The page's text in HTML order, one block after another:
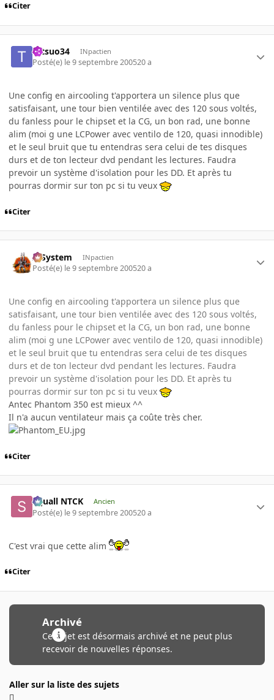
Citer
tetsuo34 INpactien
Posté(e) le 9 septembre 200520 a
Une config en aircooling t'apportera un silence plus que
satisfaisant, une tour bien ventilée avec des 120 sous voltés,
du fanless pour le chipset et la CG, un bon rad, une bonne
alim (moi g une LCPower avec ventilo de 120, quasi innodible)
et le seul bruit que tu entendras sera celui de tes disques
durs et de ton lecteur dvd pendant les lectures. Faudra
prevoir un système d'isolation pour les DD. Et après tu
pourras dormir sur ton pc si tu veux
Citer
X-System INpactien
Posté(e) le 9 septembre 200520 a
Une config en aircooling t'apportera un silence plus que
satisfaisant, une tour bien ventilée avec des 120 sous voltés,
du fanless pour le chipset et la CG, un bon rad, une bonne
alim (moi g une LCPower avec ventilo de 120, quasi innodible)
et le seul bruit que tu entendras sera celui de tes disques
durs et de ton lecteur dvd pendant les lectures. Faudra
prevoir un système d'isolation pour les DD. Et après tu
pourras dormir sur ton pc si tu veux
Antec Phantom 350 est mieux ^^
Il n'a aucun ventilateur mais ça coûte très cher.
Citer
Squall NTCK Ancien
Posté(e) le 9 septembre 200520 a
C'est vrai que cette alim
Citer
Archivé
Ce sujet est désormais archivé et ne peut plus
recevoir de nouvelles réponses.
Aller sur la liste des sujets